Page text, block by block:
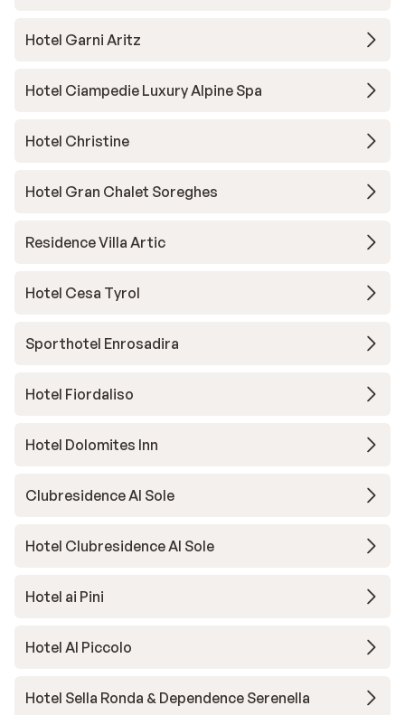
Hotel Garni Aritz
Hotel Ciampedie Luxury Alpine Spa
Hotel Christine
Hotel Gran Chalet Soreghes
Residence Villa Artic
Hotel Cesa Tyrol
Sporthotel Enrosadira
Hotel Fiordaliso
Hotel Dolomites Inn
Clubresidence Al Sole
Hotel Clubresidence Al Sole
Hotel ai Pini
Hotel Al Piccolo
Hotel Sella Ronda & Dependence Serenella